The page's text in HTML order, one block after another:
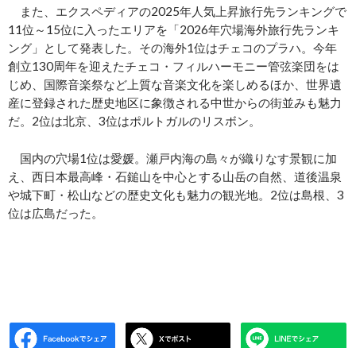
また、エクスペディアの2025年人気上昇旅行先ランキングで
11位～15位に入ったエリアを「2026年穴場海外旅行先ランキ
ング」として発表した。その海外1位はチェコのプラハ。今年
創立130周年を迎えたチェコ・フィルハーモニー管弦楽団をは
じめ、国際音楽祭など上質な音楽文化を楽しめるほか、世界遺
産に登録された歴史地区に象徴される中世からの街並みも魅力
だ。2位は北京、3位はポルトガルのリスボン。
国内の穴場1位は愛媛。瀬戸内海の島々が織りなす景観に加
え、西日本最高峰・石鎚山を中心とする山岳の自然、道後温泉
や城下町・松山などの歴史文化も魅力の観光地。2位は島根、3
位は広島だった。